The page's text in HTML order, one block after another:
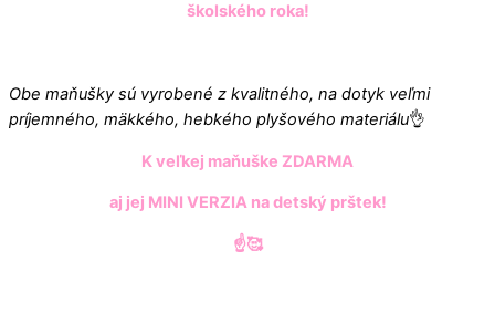
školského roka!
Obe maňušky sú vyrobené z kvalitného, na dotyk veľmi
príjemného, mäkkého, hebkého plyšového materiálu👌
K veľkej maňuške ZDARMA
aj jej MINI VERZIA na detský prštek!
☝️🥰